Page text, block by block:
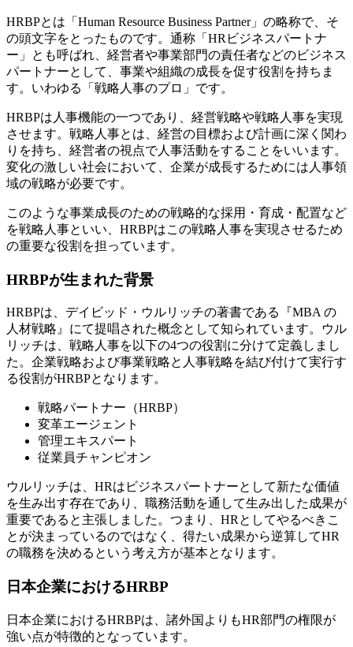
HRBPとは「Human Resource Business Partner」の略称で、そ
の頭文字をとったものです。通称「HRビジネスパートナ
ー」とも呼ばれ、経営者や事業部門の責任者などのビジネス
パートナーとして、事業や組織の成長を促す役割を持ちま
す。いわゆる「戦略人事のプロ」です。
HRBPは人事機能の一つであり、経営戦略や戦略人事を実現
させます。戦略人事とは、経営の目標および計画に深く関わ
りを持ち、経営者の視点で人事活動をすることをいいます。
変化の激しい社会において、企業が成長するためには人事領
域の戦略が必要です。
このような事業成長のための戦略的な採用・育成・配置など
を戦略人事といい、HRBPはこの戦略人事を実現させるため
の重要な役割を担っています。
HRBPが生まれた背景
HRBPは、デイビッド・ウルリッチの著書である『MBA の
人材戦略』にて提唱された概念として知られています。ウル
リッチは、戦略人事を以下の4つの役割に分けて定義しまし
た。企業戦略および事業戦略と人事戦略を結び付けて実行す
る役割がHRBPとなります。
戦略パートナー（HRBP）
変革エージェント
管理エキスパート
従業員チャンピオン
ウルリッチは、HRはビジネスパートナーとして新たな価値
を生み出す存在であり、職務活動を通して生み出した成果が
重要であると主張しました。つまり、HRとしてやるべきこ
とが決まっているのではなく、得たい成果から逆算してHR
の職務を決めるという考え方が基本となります。
日本企業におけるHRBP
日本企業におけるHRBPは、諸外国よりもHR部門の権限が
強い点が特徴的となっています。